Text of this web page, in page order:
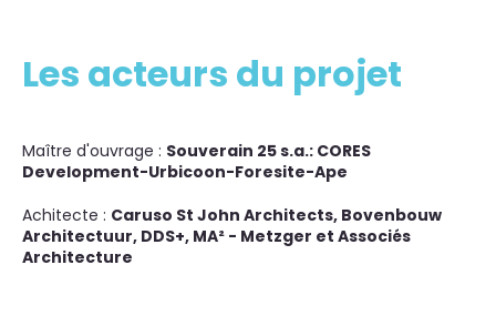
Les acteurs du projet
Maître d'ouvrage : Souverain 25 s.a.: CORES
Development-Urbicoon-Foresite-Ape
Achitecte : Caruso St John Architects, Bovenbouw
Architectuur, DDS+, MA² - Metzger et Associés
Architecture